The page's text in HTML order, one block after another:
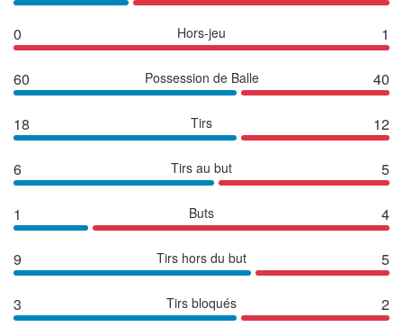
0 Hors-jeu 1
60 Possession de Balle 40
18 Tirs 12
6 Tirs au but 5
1 Buts 4
9 Tirs hors du but 5
3 Tirs bloqués 2